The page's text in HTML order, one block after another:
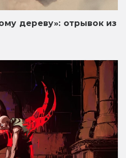
дереву»: отрывок из